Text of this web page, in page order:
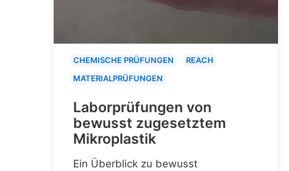
CHEMISCHE PRÜFUNGEN
REACH
MATERIALPRÜFUNGEN
Laborprüfungen von
bewusst zugesetztem
Mikroplastik
Ein Überblick zu bewusst